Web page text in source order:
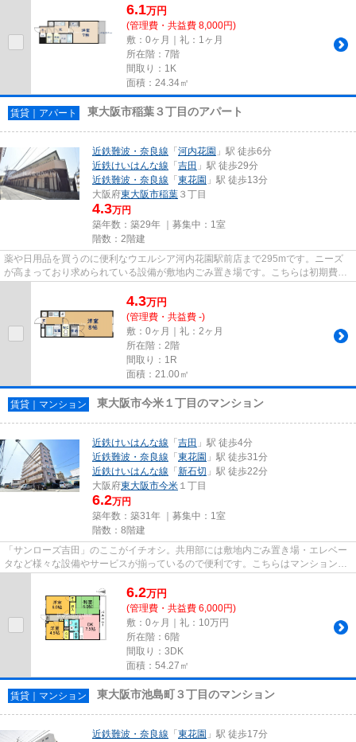
6.1万円
(管理費・共益費 8,000円)
敷：0ヶ月｜礼：1ヶ月
所在階：7階
間取り：1K
面積：24.34㎡
賃貸｜アパート 東大阪市稲葉３丁目のアパート
近鉄難波・奈良線 「河内花園 」駅 徒歩6分
近鉄けいはんな線 「吉田 」駅 徒歩29分
近鉄難波・奈良線 「東花園 」駅 徒歩13分
大阪府東大阪市稲葉 ３丁目
4.3万円
築年数：築29年 ｜募集中： 1室
階数：2階建
薬や日用品を買うのに便利なウエルシア河内花園駅前店まで295mです。ニーズ
が高まっており求められている設備が敷地内ごみ置き場です。こちらは初期費用
をカードでお支払いいただける...
4.3万円
(管理費・共益費 -)
敷：0ヶ月｜礼：2ヶ月
所在階：2階
間取り：1R
面積：21.00㎡
賃貸｜マンション 東大阪市今米１丁目のマンション
近鉄けいはんな線 「吉田 」駅 徒歩4分
近鉄難波・奈良線 「東花園 」駅 徒歩31分
近鉄けいはんな線 「新石切 」駅 徒歩22分
大阪府東大阪市今米 １丁目
6.2万円
築年数：築31年 ｜募集中： 1室
階数：8階建
「サンローズ吉田」のここがイチオシ。共用部には敷地内ごみ置き場・エレベー
タなど様々な設備やサービスが揃っているので便利です。こちらはマンションタ
イプになります。場所が平坦...
6.2万円
(管理費・共益費 6,000円)
敷：0ヶ月｜礼：10万円
所在階：6階
間取り：3DK
面積：54.27㎡
賃貸｜マンション 東大阪市池島町３丁目のマンション
近鉄難波・奈良線 「東花園 」駅 徒歩17分